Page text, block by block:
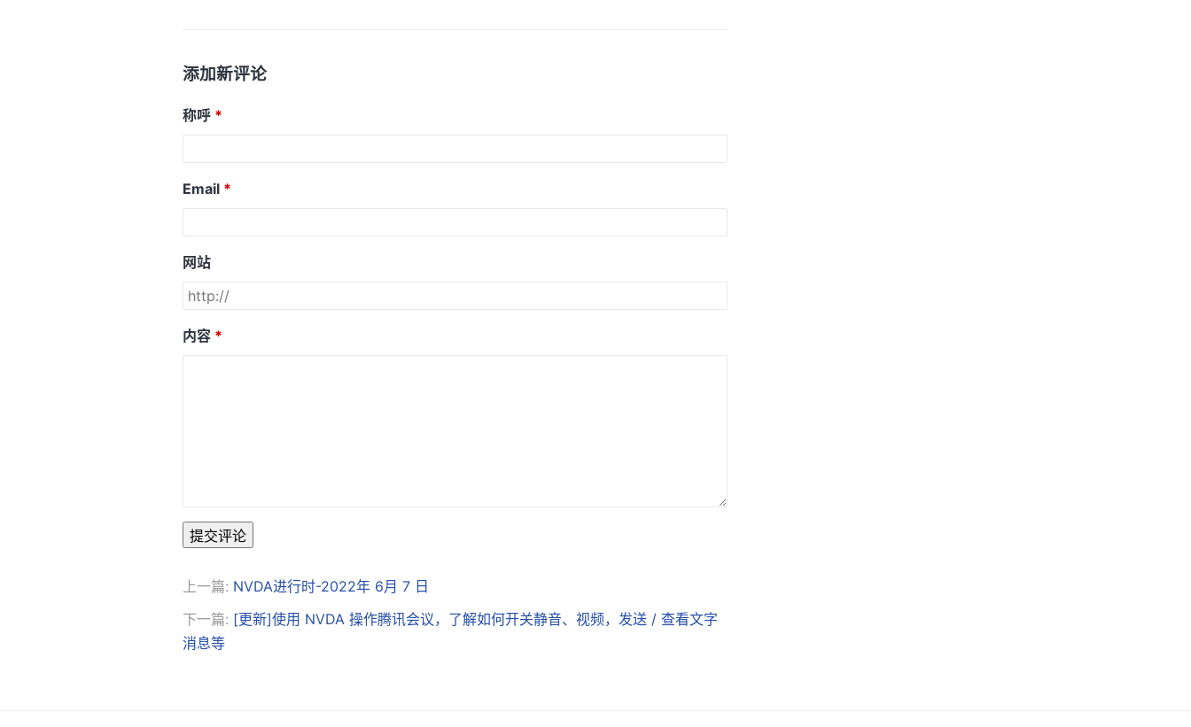
添加新评论
称呼
Email
网站
内容
提交评论
上一篇: NVDA进行时-2022年 6月 7 日
下一篇: [更新]使用 NVDA 操作腾讯会议，了解如何开关静音、视频，发送 / 查看文字
消息等